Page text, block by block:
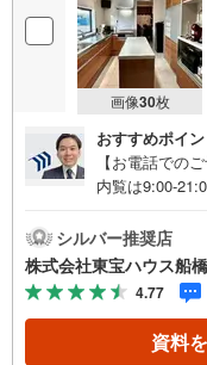
画像30枚
おすすめポイン
【お電話での
内覧は9:00-
（2）本日～4
に希望日時をご
歩8分の好立地
りの大型邸宅
一同、すべて
人に対すると
シルバー推奨店
株式会社東宝ハウス船橋
4.77
資料